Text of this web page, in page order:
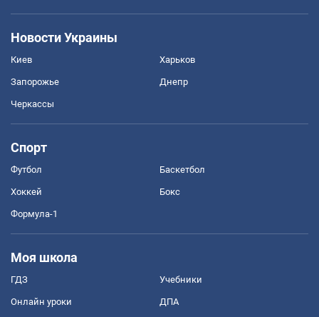
Новости Украины
Киев Харьков
Запорожье Днепр
Черкассы
Спорт
Футбол Баскетбол
Хоккей Бокс
Формула-1
Моя школа
ГДЗ Учебники
Онлайн уроки ДПА